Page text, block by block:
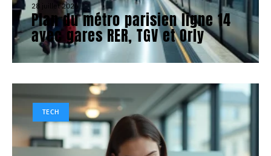
28 juillet 2026
Plan du métro parisien ligne 14
avec gares RER, TGV et Orly
TECH